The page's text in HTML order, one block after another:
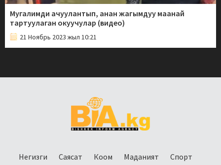
Мугалимди ачуулантып, анан жагымдуу маанай
тартуулаган окуучулар (видео)
21 Ноябрь 2023 жыл 10:21
Негизги Саясат Коом Маданият Спорт